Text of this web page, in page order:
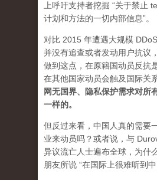
上呼吁支持者挖掘 “关于禁止
计划和方法的一切内部信息”。
对比 2015 年遭遇大规模
并没有追查或者发动用户抗议
做到这点，在原籍国动员反抗
在其他国家动员会触及国际关
网无国界、隐私保护需求对所
一样的。
但反过来看，中国人真的需要
业来动员吗？或者说，与
异议流亡人士遍布全球，为什
朋友所说 “在国际上很难听到